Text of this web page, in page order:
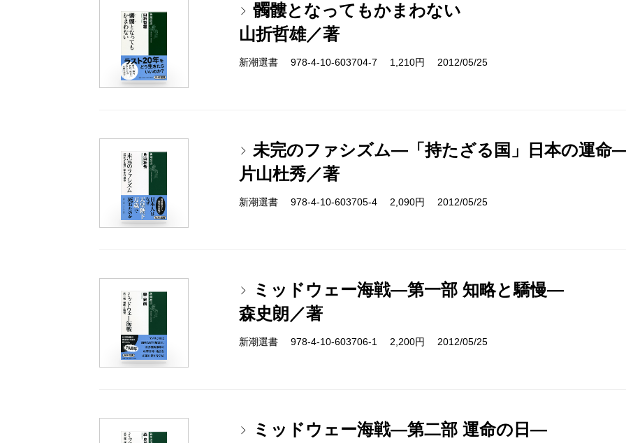
髑髏となってもかまわない
山折哲雄／著
新潮選書 978-4-10-603704-7 1,210円 2012/05/25
未完のファシズム―「持たざる国」日本の運命
片山杜秀／著
新潮選書 978-4-10-603705-4 2,090円 2012/05/25
ミッドウェー海戦―第一部 知略と驕慢―
森史朗／著
新潮選書 978-4-10-603706-1 2,200円 2012/05/25
ミッドウェー海戦―第二部 運命の日―